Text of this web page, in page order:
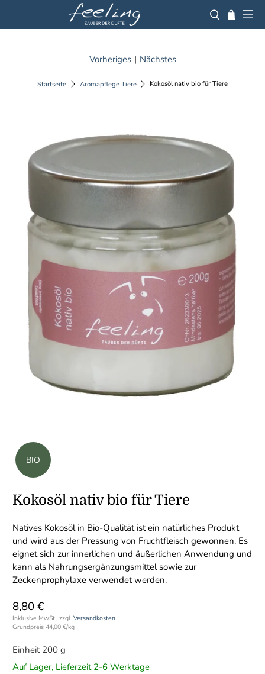
Startseite Aromapflege Tiere Kokosöl nativ bio für Tiere
Vorheriges | Nächstes
BIO
Kokosöl nativ bio für Tiere
Natives Kokosöl in Bio-Qualität ist ein natürliches Produkt
und wird aus der Pressung von Fruchtfleisch gewonnen. Es
eignet sich zur innerlichen und äußerlichen Anwendung und
kann als Nahrungsergänzungsmittel sowie zur
Zeckenprophylaxe verwendet werden.
8,80 €
Inklusive MwSt., zzgl.Versandkosten
Grundpreis 44,00 €/kg
Einheit 200 g
Auf Lager, Lieferzeit 2-6 Werktage